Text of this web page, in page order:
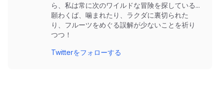
ら、私は常に次のワイルドな冒険を探している...
願わくば、噛まれたり、ラクダに裏切られた
り、フルーツをめぐる誤解が少ないことを祈り
つつ！
Twitterをフォローする